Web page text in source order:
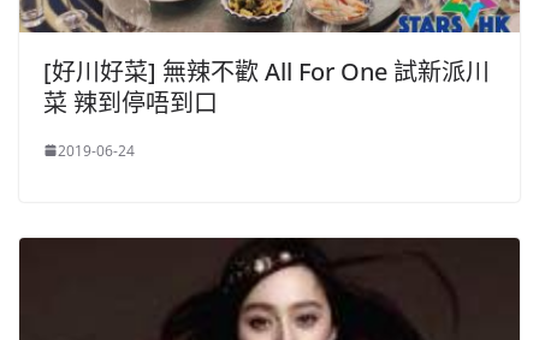
[好川好菜] 無辣不歡 All For One 試新派川
菜 辣到停唔到口
2019-06-24